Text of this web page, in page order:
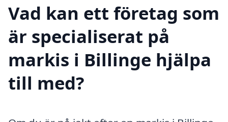
Vad kan ett företag som
är specialiserat på
markis i Billinge hjälpa
till med?